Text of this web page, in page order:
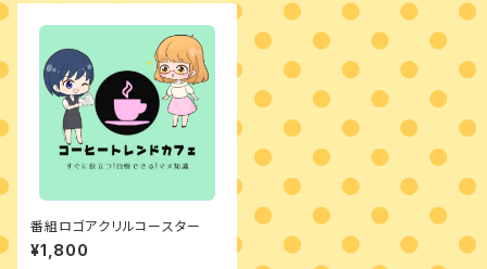
番組ロゴアクリルコースター
¥1,800